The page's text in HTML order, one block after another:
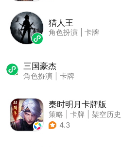
猎人王
角色扮演 卡牌
三国豪杰
角色扮演 卡牌
秦时明月卡牌版
策略 卡牌
架空历史
| 秦时明月
4.3